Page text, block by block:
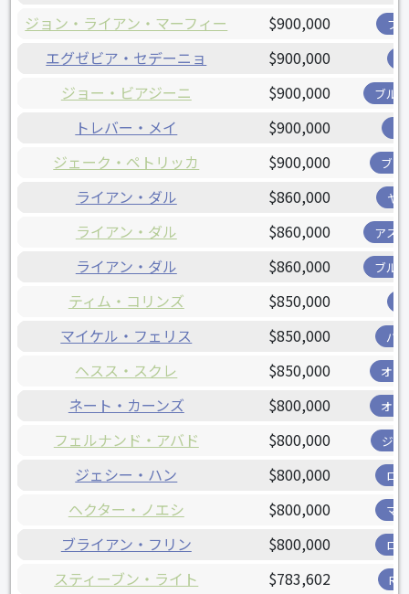
ジョン・ライアン・マーフィー $900,000 ブ
エグゼビア・セデーニョ $900,000
ジョー・ビアジーニ $900,000 ブル
トレバー・メイ $900,000
ジェーク・ペトリッカ $900,000 ブリ
ライアン・ダル $860,000 ヤ
ライアン・ダル $860,000 アス
ライアン・ダル $860,000 ブル
ティム・コリンズ $850,000
マイケル・フェリス $850,000 パ
ヘスス・スクレ $850,000 オリ
ネート・カーンズ $800,000 オリ
フェルナンド・アバド $800,000 ジャ
ジェシー・ハン $800,000 ロ
ヘクター・ノエシ $800,000 マ
ブライアン・フリン $800,000 ロ
スティーブン・ライト $783,602 R